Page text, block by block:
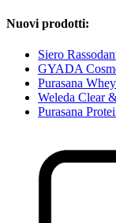
Nuovi prodotti:
Siero
GYADA
Purasana
Weleda Clear
Purasana